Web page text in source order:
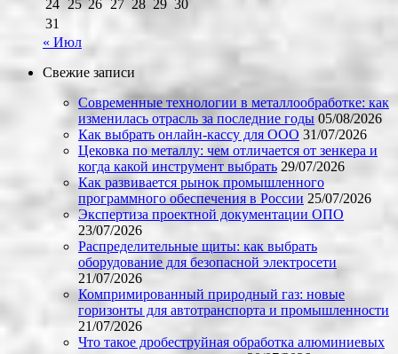
24 25 26 27 28 29 30
31
« Июл
Свежие записи
Современные технологии в металлообработке: как
изменилась отрасль за последние годы 05/08/2026
Как выбрать онлайн-кассу для ООО 31/07/2026
Цековка по металлу: чем отличается от зенкера и
когда какой инструмент выбрать 29/07/2026
Как развивается рынок промышленного
программного обеспечения в России 25/07/2026
Экспертиза проектной документации ОПО
23/07/2026
Распределительные щиты: как выбрать
оборудование для безопасной электросети
21/07/2026
Компримированный природный газ: новые
горизонты для автотранспорта и промышленности
21/07/2026
Что такое дробеструйная обработка алюминиевых